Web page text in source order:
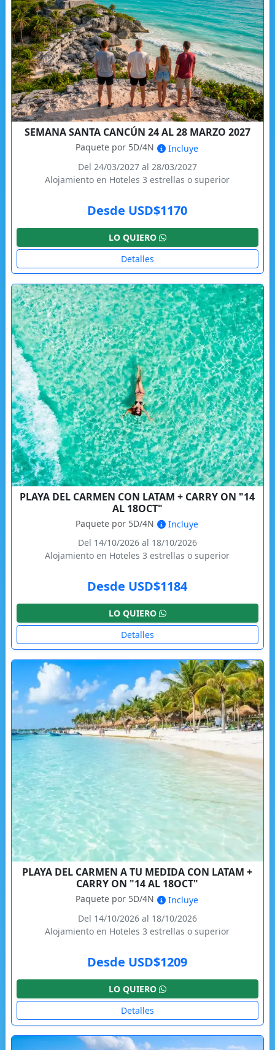
SEMANA SANTA CANCÚN 24 AL 28 MARZO 2027
Paquete por 5D/4N
Incluye
Del 24/03/2027 al 28/03/2027
Alojamiento en Hoteles 3 estrellas o superior
Desde USD$1170
LO QUIERO
Detalles
PLAYA DEL CARMEN CON LATAM + CARRY ON "14
AL 18OCT"
Paquete por 5D/4N
Incluye
Del 14/10/2026 al 18/10/2026
Alojamiento en Hoteles 3 estrellas o superior
Desde USD$1184
LO QUIERO
Detalles
PLAYA DEL CARMEN A TU MEDIDA CON LATAM +
CARRY ON "14 AL 18OCT"
Paquete por 5D/4N
Incluye
Del 14/10/2026 al 18/10/2026
Alojamiento en Hoteles 3 estrellas o superior
Desde USD$1209
LO QUIERO
Detalles